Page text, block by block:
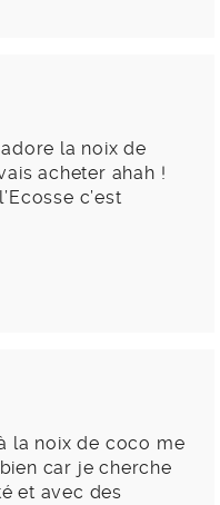
la noix de
acheter ahah !
c’est
la noix de coco me
car je cherche
et avec des